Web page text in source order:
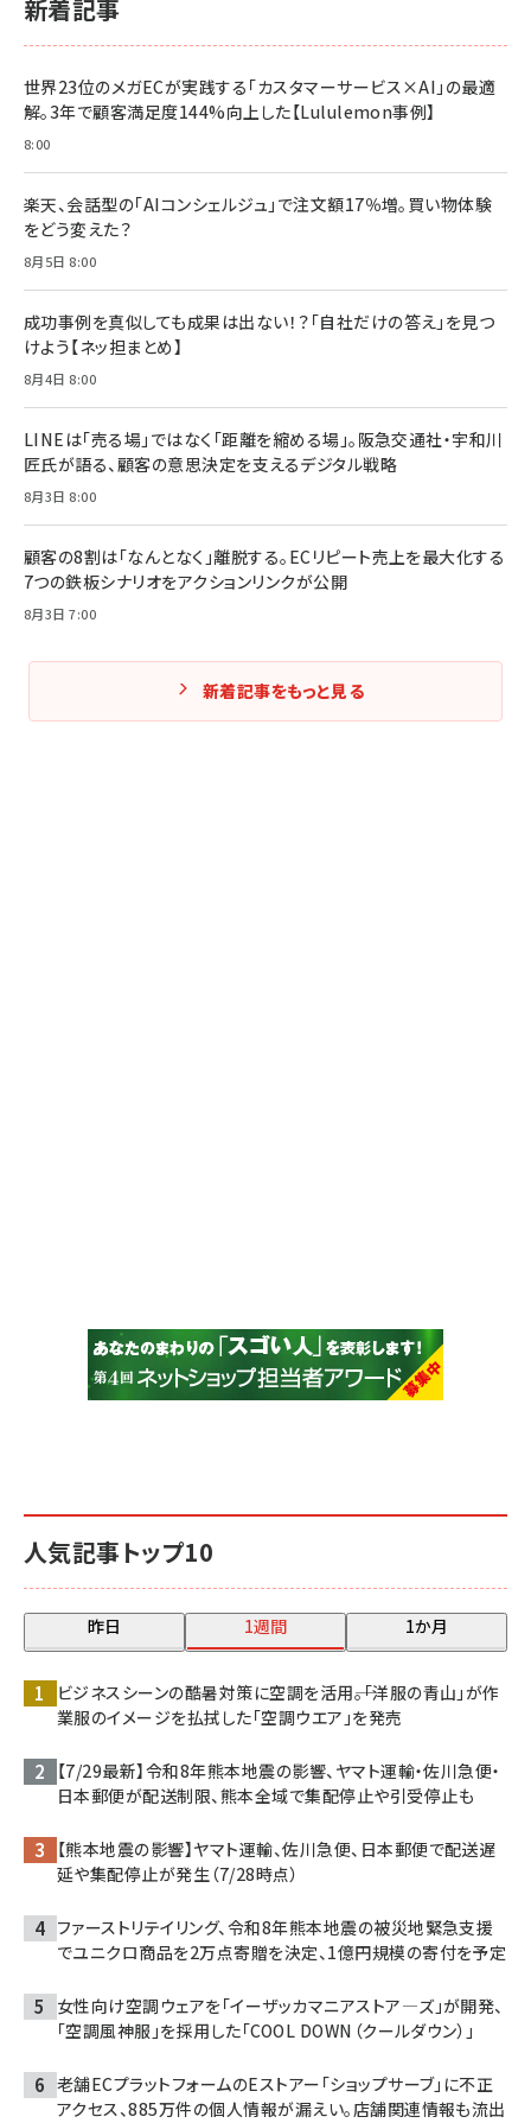
人気記事トップ10
昨日 1週間 1か月
ビジネスシーンの酷暑対策に空調を活用――。「洋服の青山」が作
業服のイメージを払拭した「空調ウエア」を発売
【7/29最新】令和8年熊本地震の影響、ヤマト運輸・佐川急便・
日本郵便が配送制限、熊本全域で集配停止や引受停止も
【熊本地震の影響】ヤマト運輸、佐川急便、日本郵便で配送遅
延や集配停止が発生（7/28時点）
ファーストリテイリング、令和8年熊本地震の被災地緊急支援
でユニクロ商品を2万点寄贈を決定、1億円規模の寄付を予定
女性向け空調ウェアを「イーザッカマニアストア―ズ」が開発、
「空調風神服」を採用した「COOL DOWN（クールダウン）」
老舗ECプラットフォームのEストアー「ショップサーブ」に不正
アクセス、885万件の個人情報が漏えい。店舗関連情報も流出
新着記事
世界23位のメガECが実践する「カスタマーサービス×AI」の最適
解。3年で顧客満足度144%向上した【Lululemon事例】
8:00
楽天、会話型の「AIコンシェルジュ」で注文額17％増。買い物体験
をどう変えた？
8月5日 8:00
成功事例を真似しても成果は出ない！？「自社だけの答え」を見つ
けよう【ネッ担まとめ】
8月4日 8:00
LINEは「売る場」ではなく「距離を縮める場」。阪急交通社・宇和川
匠氏が語る、顧客の意思決定を支えるデジタル戦略
8月3日 8:00
顧客の8割は「なんとなく」離脱する。ECリピート売上を最大化する
7つの鉄板シナリオをアクションリンクが公開
8月3日 7:00
新着記事をもっと見る